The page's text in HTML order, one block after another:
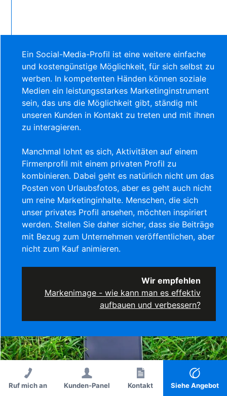
Ein Social-Media-Profil ist eine weitere einfache
und kostengünstige Möglichkeit, für sich selbst zu
werben. In kompetenten Händen können soziale
Medien ein leistungsstarkes Marketinginstrument
sein, das uns die Möglichkeit gibt, ständig mit
unseren Kunden in Kontakt zu treten und mit ihnen
zu interagieren.
Manchmal lohnt es sich, Aktivitäten auf einem
Firmenprofil mit einem privaten Profil zu
kombinieren. Dabei geht es natürlich nicht um das
Posten von Urlaubsfotos, aber es geht auch nicht
um reine Marketinginhalte. Menschen, die sich
unser privates Profil ansehen, möchten inspiriert
werden. Stellen Sie daher sicher, dass sie Beiträge
mit Bezug zum Unternehmen veröffentlichen, aber
nicht zum Kauf animieren.
Wir empfehlen
Markenimage - wie kann man es effektiv
aufbauen und verbessern?
Ruf mich an Kontakt
Ruf mich an Kunden-Panel Kontakt Siehe Angebot